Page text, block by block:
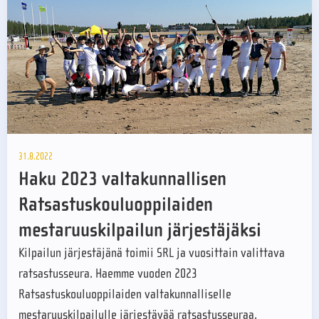
31.8.2022
Haku 2023 valtakunnallisen
Ratsastuskouluoppilaiden
mestaruuskilpailun järjestäjäksi
Kilpailun järjestäjänä toimii SRL ja vuosittain valittava
ratsastusseura. Haemme vuoden 2023
Ratsastuskouluoppilaiden valtakunnalliselle
mestaruuskilpailulle järjestävää ratsastusseuraa.